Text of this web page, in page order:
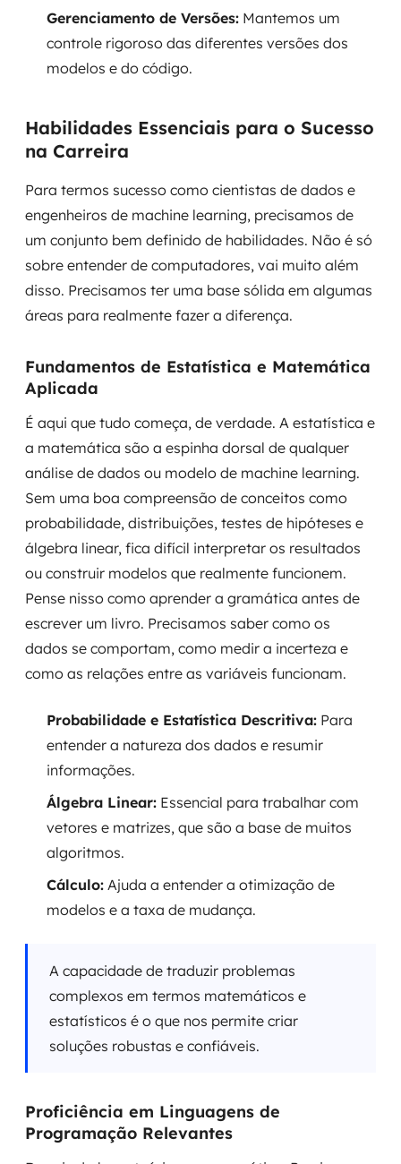
Gerenciamento de Versões: Mantemos um
controle rigoroso das diferentes versões dos
modelos e do código.
Habilidades Essenciais para o Sucesso
na Carreira
Para termos sucesso como cientistas de dados e
engenheiros de machine learning, precisamos de
um conjunto bem definido de habilidades. Não é só
sobre entender de computadores, vai muito além
disso. Precisamos ter uma base sólida em algumas
áreas para realmente fazer a diferença.
Fundamentos de Estatística e Matemática
Aplicada
É aqui que tudo começa, de verdade. A estatística e
a matemática são a espinha dorsal de qualquer
análise de dados ou modelo de machine learning.
Sem uma boa compreensão de conceitos como
probabilidade, distribuições, testes de hipóteses e
álgebra linear, fica difícil interpretar os resultados
ou construir modelos que realmente funcionem.
Pense nisso como aprender a gramática antes de
escrever um livro. Precisamos saber como os
dados se comportam, como medir a incerteza e
como as relações entre as variáveis funcionam.
Probabilidade e Estatística Descritiva: Para
entender a natureza dos dados e resumir
informações.
Álgebra Linear: Essencial para trabalhar com
vetores e matrizes, que são a base de muitos
algoritmos.
Cálculo: Ajuda a entender a otimização de
modelos e a taxa de mudança.
A capacidade de traduzir problemas
complexos em termos matemáticos e
estatísticos é o que nos permite criar
soluções robustas e confiáveis.
Proficiência em Linguagens de
Programação Relevantes